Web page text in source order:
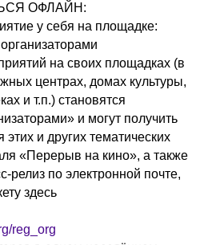
ОФЛАЙН:
у себя на площадке:
на своих площадках (в
центрах, домах культуры,
и т.п.) становятся
и могут получить
и других тематических
«Перерыв на кино», а также
по электронной почте,
здесь
reg_org